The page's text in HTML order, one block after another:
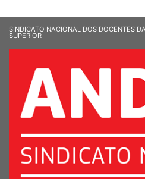
SINDICATO NACIONAL DOS DOCENTES
SUPERIOR